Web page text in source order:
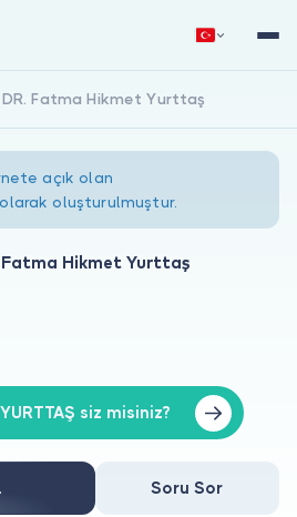
musunuz?
Giriş Yap
DR. Fatma Hikmet Yurttaş
açık olan
oluşturulmuştur.
Fatma Hikmet Yurttaş
siz misiniz?
Soru Sor